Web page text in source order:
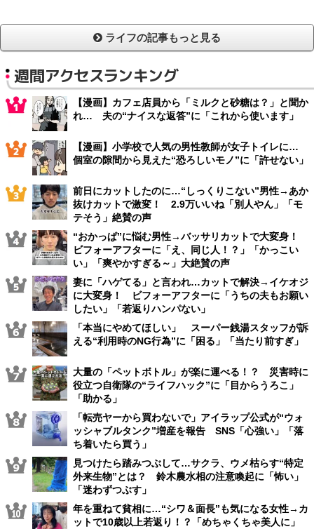
ライフの記事もっと見る
週間アクセスランキング
【漫画】カフェ店員から「ミルクと砂糖は？」と聞か
れ… 夫の“ナイスな返答”に「これから使います」
【漫画】小学校で人気の男性教師が女子トイレに…
個室の隙間から見えた“恐ろしいモノ”に「許せない」
前日にカットしたのに…“しっくりこない”男性→あか
抜けカットで激変！ 2.9万いいね「別人やん」「モ
テそう」絶賛の声
“おかっぱ”に悩む男性→バッサリカットで大変身！
ビフォーアフターに「え、同じ人！？」「かっこい
い」「爽やかすぎる～」大絶賛の声
妻に「ハゲてる」と言われ…カットで解決→イケオジ
に大変身！ ビフォーアフターに「うちの夫もお願い
したい」「若返りハンパない」
「本当にやめてほしい」 スーパー銭湯スタッフが訴
える“利用時のNG行為”に「困る」「当たり前すぎ」
大量の「ペットボトル」が楽に運べる！？ 災害時に
役立つ自衛隊の“ライフハック”に「目からうろこ」
「助かる」
「転売ヤーから買わないで」アイラップ公式が“ウォ
ッシャブルタンク”増産を報告 SNS「心強い」「落
ち着いたら買う」
見つけたら踏みつぶして…サクラ、ウメ枯らす“特定
外来生物”とは？ 鈴木農水相の注意喚起に「怖い」
「迷わずつぶす」
年を重ねて貧相に…“シワ＆面長”も気になる女性→カ
ットで10歳以上若返り！？「めちゃくちゃ美人に」